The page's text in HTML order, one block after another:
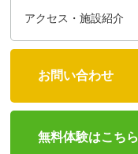
アクセス・施設紹介
お問い合わせ
無料体験はこちら